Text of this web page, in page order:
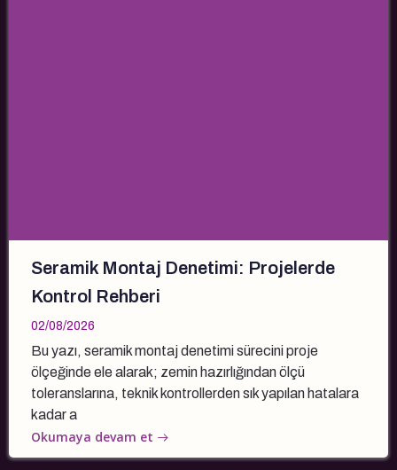
Seramik Montaj Denetimi: Projelerde
Kontrol Rehberi
02/08/2026
Bu yazı, seramik montaj denetimi sürecini proje
ölçeğinde ele alarak; zemin hazırlığından ölçü
toleranslarına, teknik kontrollerden sık yapılan hatalara
kadar a
Okumaya devam et